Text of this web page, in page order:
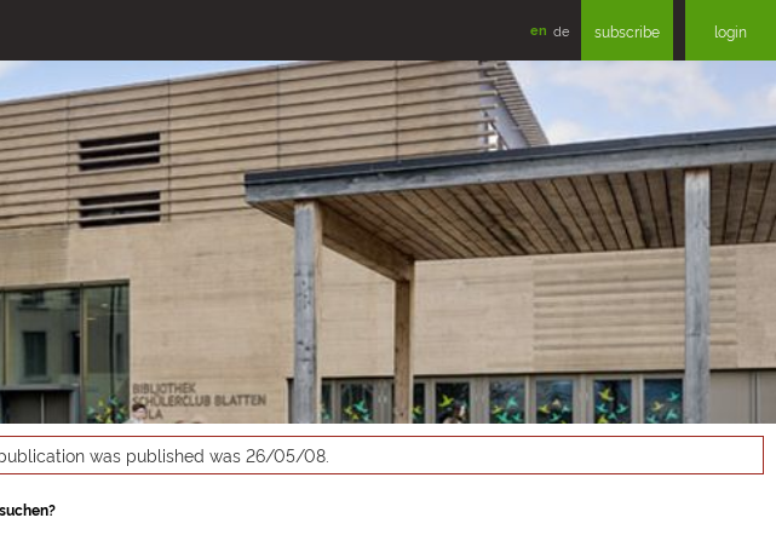
en de subscribe login
was published was 26/05/08.